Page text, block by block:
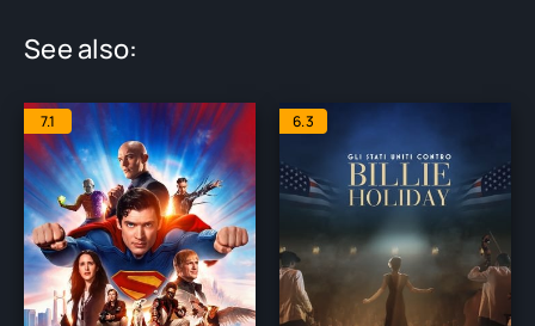
See also:
7.1 6.3